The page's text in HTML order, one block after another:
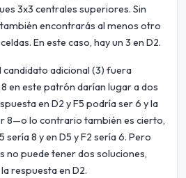
3x3 centrales superiores. Sin
encontrarás al menos otro
En este caso, hay un 3 en D2.
candidato adicional (3) fuera
en este patrón darían lugar a dos
en D2 y F5 podría ser 6 y la
8—o lo contrario también es cierto,
sería 8 y en D5 y F2 sería 6. Pero
no puede tener dos soluciones,
respuesta en D2.